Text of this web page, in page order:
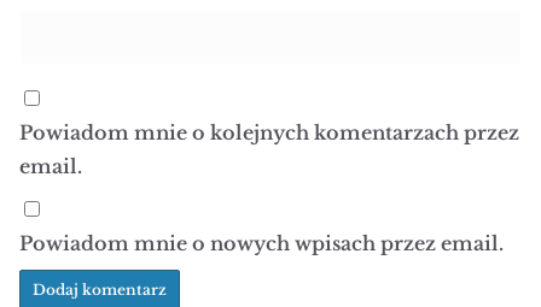
Powiadom mnie o kolejnych komentarzach przez
email.
Powiadom mnie o nowych wpisach przez email.